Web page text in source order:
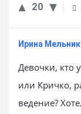
20
Ирина
Девочки, кто
или Кричко,
ведение?